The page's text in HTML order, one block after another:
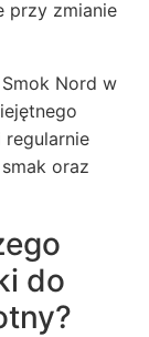
przy zmianie
Nord w
regularnie
oraz
do